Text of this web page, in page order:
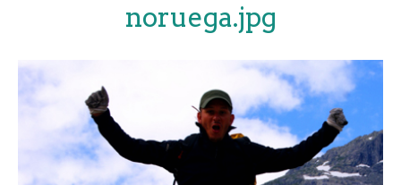
noruega.jpg